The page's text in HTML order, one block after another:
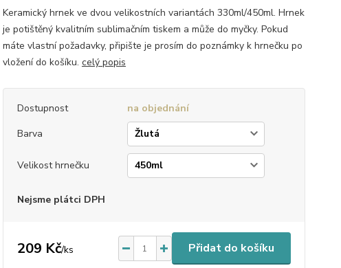
Keramický hrnek ve dvou velikostních variantách 330ml/450ml. Hrnek
je potištěný kvalitním sublimačním tiskem a může do myčky. Pokud
máte vlastní požadavky, připište je prosím do poznámky k hrnečku po
vložení do košíku. celý popis
Dostupnost
na objednání
Barva
Velikost hrnečku
Nejsme plátci DPH
209 Kč/ks Přidat do košíku